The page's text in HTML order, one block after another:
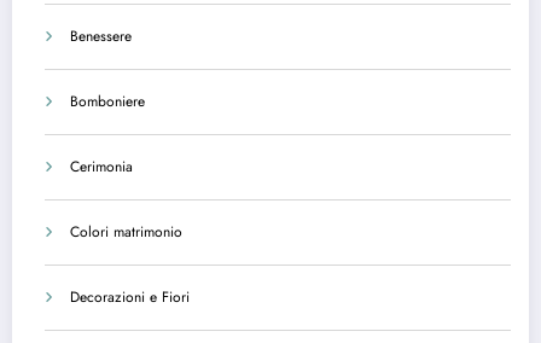
Benessere
Bomboniere
Cerimonia
Colori matrimonio
Decorazioni e Fiori